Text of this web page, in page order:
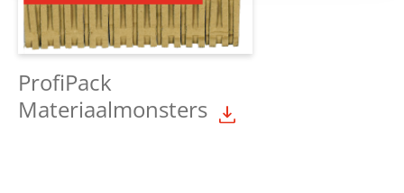
ProfiPack
Materiaalmonsters